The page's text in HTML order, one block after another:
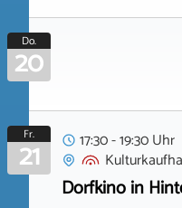
Do.
20
Fr.
21
17:30 - 19:30 Uhr
Dorfkino in